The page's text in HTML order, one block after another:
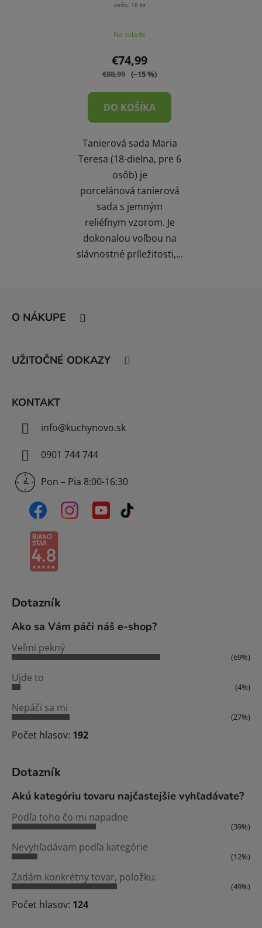
osôb, 18 ks
Na sklade
€74,99
€88,99 (–15 %)
DO KOŠÍKA
Tanierová sada Maria
Teresa (18-dielna, pre 6
osôb) je
porcelánová tanierová
sada s jemným
reliéfnym vzorom. Je
dokonalou voľbou na
slávnostné príležitosti,...
O NÁKUPE
UŽITOČNÉ ODKAZY
KONTAKT
info@kuchynovo.sk
0901 744 744
Pon – Pia 8:00-16:30
Dotazník
Ako sa Vám páči náš e-shop?
Veľmi pekný
(69%)
Ujde to
(4%)
Nepáči sa mi
(27%)
Počet hlasov: 192
Dotazník
Akú kategóriu tovaru najčastejšie vyhľadávate?
Podľa toho čo mi napadne
(39%)
Nevyhľadávam podľa kategórie
(12%)
Zadám konkrétny tovar, položku.
(49%)
Počet hlasov: 124